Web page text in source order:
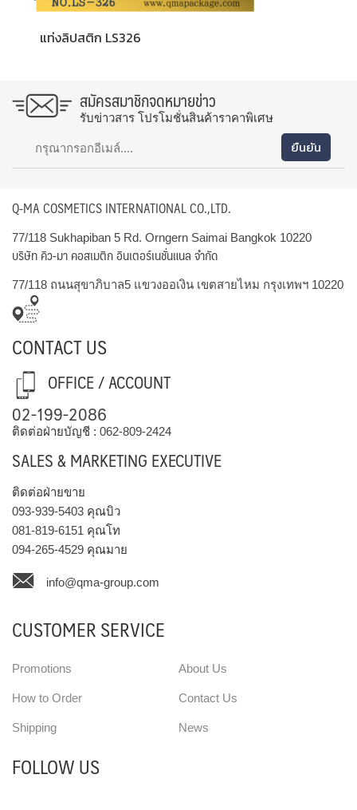
แท่งลิปสติก LS326
สมัครสมาชิกจดหมายข่าว
รับข่าวสาร โปรโมชั่นสินค้าราคาพิเศษ
Q-MA COSMETICS INTERNATIONAL CO.,LTD.
77/118 Sukhapiban 5 Rd. Orngern Saimai Bangkok 10220
บริษัท คิว-มา คอสเมติก อินเตอร์เนชั่นแนล จำกัด
77/118 ถนนสุขาภิบาล5 แขวงออเงิน เขตสายไหม กรุงเทพฯ 10220
CONTACT US
OFFICE / ACCOUNT
02-199-2086
ติดต่อฝ่ายบัญชี : 062-809-2424
SALES & MARKETING EXECUTIVE
ติดต่อฝ่ายขาย
093-939-5403 คุณบิว
081-819-6151 คุณโท
094-265-4529 คุณมาย
info@qma-group.com
CUSTOMER SERVICE
Promotions
How to Order
Shipping
About Us
Contact Us
News
FOLLOW US